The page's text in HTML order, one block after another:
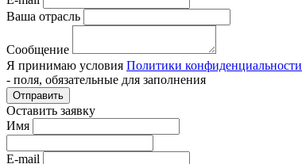
Ваша отрасль
Сообщение
Я принимаю условия Политики конфиденциальности
- поля, обязательные для заполнения
Отправить
Оставить заявку
Имя
E-mail